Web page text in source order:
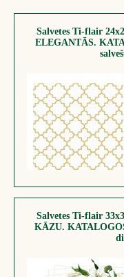
Salvetes Ti-flair
ELEGANTĀS.
Salvetes Ti-flair
KĀZU.